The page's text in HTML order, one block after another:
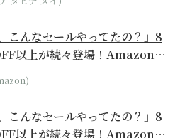
こんなセールやってたの？」8
以上が続々登場！Amazonの
こんなセールやってたの？」8
以上が続々登場！Amazonの